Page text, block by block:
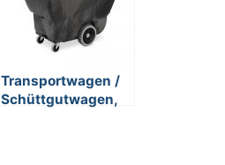
Transportwagen /
Schüttgutwagen,